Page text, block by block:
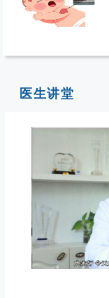
医生讲堂